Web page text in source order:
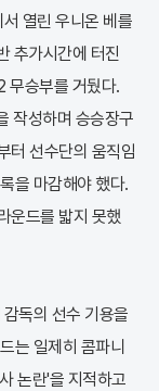
열린 우니온 베를
추가시간에 터진
무승부를 거뒀다.
작성하며 승승장구
터 선수단의 움직임
을 마감해야 했다.
운드를 밟지 못했
독의 선수 기용을
는 일제히 콤파니
논란'을 지적하고